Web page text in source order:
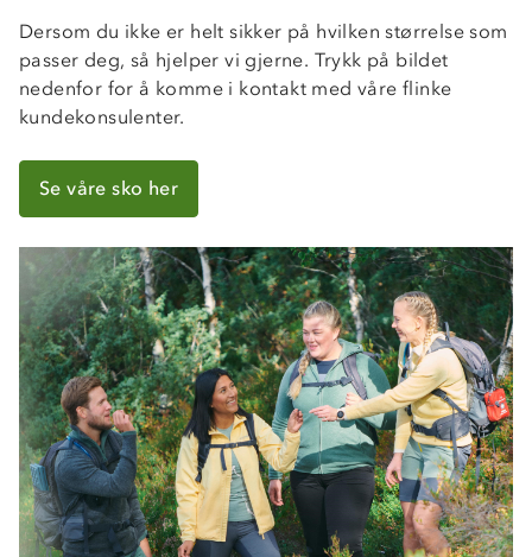
Dersom du ikke er helt sikker på hvilken størrelse som
passer deg, så hjelper vi gjerne. Trykk på bildet
nedenfor for å komme i kontakt med våre flinke
kundekonsulenter.
Se våre sko her